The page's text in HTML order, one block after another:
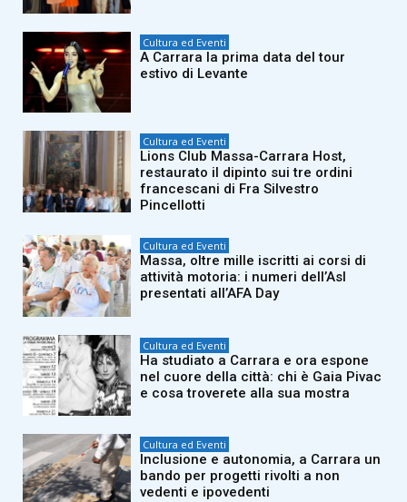
Cultura ed Eventi
A Carrara la prima data del tour
estivo di Levante
Cultura ed Eventi
Lions Club Massa-Carrara Host,
restaurato il dipinto sui tre ordini
francescani di Fra Silvestro
Pincellotti
Cultura ed Eventi
Massa, oltre mille iscritti ai corsi di
attività motoria: i numeri dell’Asl
presentati all’AFA Day
Cultura ed Eventi
Ha studiato a Carrara e ora espone
nel cuore della città: chi è Gaia Pivac
e cosa troverete alla sua mostra
Cultura ed Eventi
Inclusione e autonomia, a Carrara un
bando per progetti rivolti a non
vedenti e ipovedenti